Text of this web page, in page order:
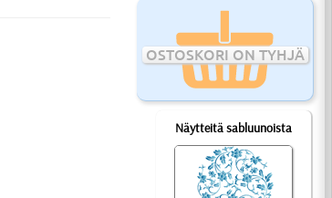
OSTOSKORI ON TYHJÄ
Näytteitä sabluunoista